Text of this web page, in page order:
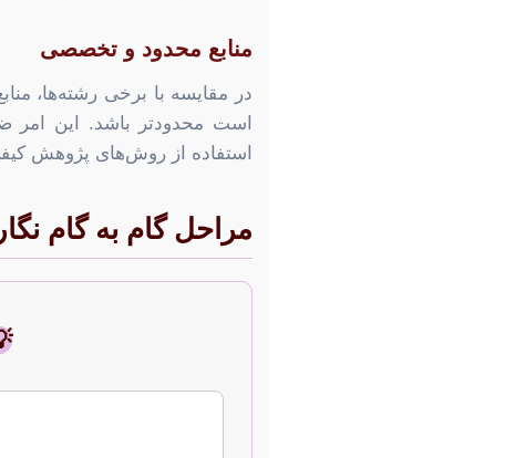
منابع محدود و تخصصی
در مقایسه با برخی رشته‌ها،
است محدودتر باشد. این امر
استفاده از روش‌های پژوهش
مراحل گام به گام